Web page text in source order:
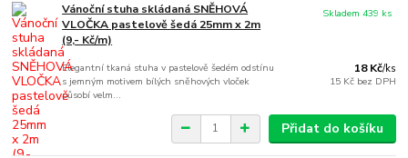
Vánoční stuha skládaná SNĚHOVÁ
VLOČKA pastelově šedá 25mm x 2m
(9,- Kč/m)
Elegantní tkaná stuha v pastelově šedém odstínu
s jemným motivem bílých sněhových vloček
působí velm...
18 Kč/ks
15 Kč bez DPH
Skladem 439 ks
Přidat do košíku